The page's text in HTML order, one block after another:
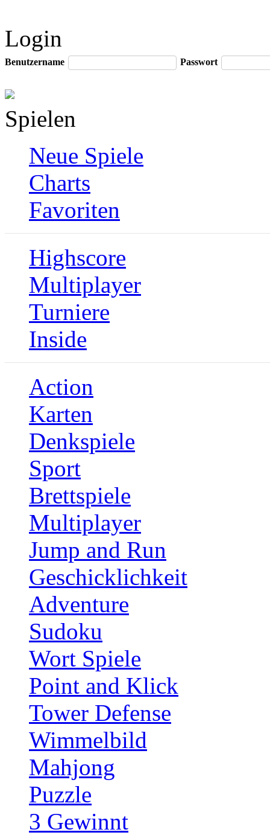
Login
Benutzername Passwort
Spielen
Neue Spiele
Charts
Favoriten
Highscore
Multiplayer
Turniere
Inside
Action
Karten
Denkspiele
Sport
Brettspiele
Multiplayer
Jump and Run
Geschicklichkeit
Adventure
Sudoku
Wort Spiele
Point and Klick
Tower Defense
Wimmelbild
Mahjong
Puzzle
3 Gewinnt